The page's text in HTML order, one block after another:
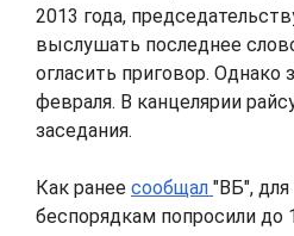
2013 года,
выслушать последнее
огласить приговор. Однако
февраля. В канцелярии
заседания.
Как ранее сообщал "ВБ",
беспорядкам попросили